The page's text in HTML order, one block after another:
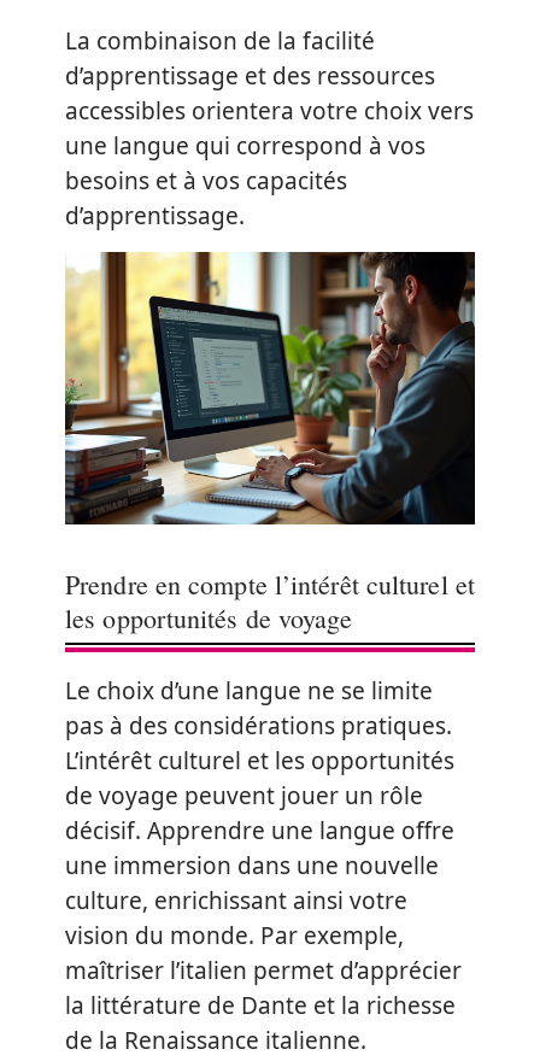
La combinaison de la facilité
d’apprentissage et des ressources
accessibles orientera votre choix vers
une langue qui correspond à vos
besoins et à vos capacités
d’apprentissage.
Prendre en compte l’intérêt culturel et
les opportunités de voyage
Le choix d’une langue ne se limite
pas à des considérations pratiques.
L’intérêt culturel et les opportunités
de voyage peuvent jouer un rôle
décisif. Apprendre une langue offre
une immersion dans une nouvelle
culture, enrichissant ainsi votre
vision du monde. Par exemple,
maîtriser l’italien permet d’apprécier
la littérature de Dante et la richesse
de la Renaissance italienne.